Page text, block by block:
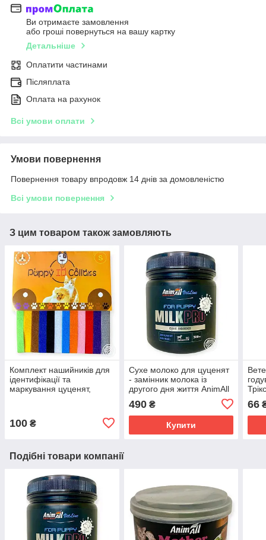
Ви отримаєте замовлення
або гроші повернуться на вашу картку
Детальніше
Оплатити частинами
Післяплата
Оплата на рахунок
Всі умови оплати
Умови повернення
Повернення товару впродовж 14 днів за домовленістю
Всі умови повернення
З цим товаром також замовляють
Комплект нашийників для
ідентифікації та
маркування цуценят,
100 ₴
Сухе молоко для цуценят
- замінник молока із
другого дня життя AnimAll
490₴
Купити
66
Подібні товари компанії